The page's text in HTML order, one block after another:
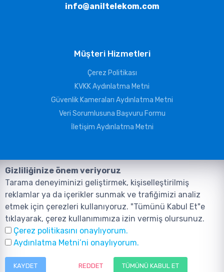
info@aniltelekom.com
Müşteri Hizmetleri
Çerez Politikası
KVKK Aydınlatma Metni
Güvenlik Kameraları Aydınlatma Metni
Veri Sorumlusuna Başvuru Formu
İletişim Aydınlatma Metni
©2026, Tüm Hakları ANIL TELEKOMÜNİKASYON GÜVENLİK VE BİLİŞİM
SİSTEMLERİ SAN. TİC. LTD. ŞTİ. aittir.Tasarım ve Yazılım:
Tasarım Yazılım ve Teknoloji
Gizliliğinize önem veriyoruz
Tarama deneyiminizi geliştirmek, kişiselleştirilmiş
reklamlar ya da içerikler sunmak ve trafiğimizi analiz
etmek için çerezleri kullanıyoruz. "Tümünü Kabul Et"e
tıklayarak, çerez kullanımımıza izin vermiş olursunuz.
Çerez politikasını onaylıyorum.
Aydınlatma Metni’ni onaylıyorum.
KAYDET REDDET TÜMÜNÜ KABUL ET